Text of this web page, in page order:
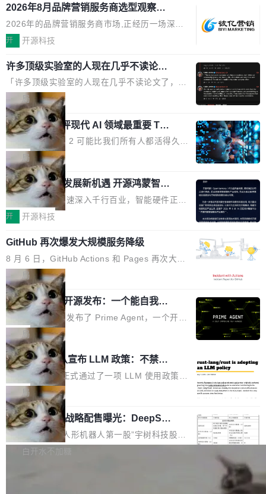
要。但用久了你会发现，它们本质上都是同一类
东西：一个带网页上下文的聊天框。 它们能读取
页面的文本，然后把文本丢给大模型，再返回一
段回答。仅此而已。 这当然有用，但总觉得差点
意思。比如我在一个后台管理系统里，需要填50
个表单字段，每个字段还有联动逻辑；比如我
想...
电源专为发烧级DIY主机与本地AI算力平台打
造，整机长度仅16厘米，提供1600W额定功率
与80PLUS钛金能效；支持ATX 3.1与PCIe 5.1
规范，结合服务器级元件、完善供电线材与内置
实时LCD监控屏，可充分满足当下高阶PC主机
的严苛使用需求。 澎湃功率，紧凑机身 钛金雕1
600PG5 AI TOP具备强悍输出功率，同时实现
机身尺寸大幅精简。整机长度仅16厘米，属于同
功率段机身尺寸十分紧凑的1600W电源产品。小
巧机身有效提升市面主流标准A...
2026年8月品牌营销服务商选型观察：
从流量思维到品牌资产思维的范式转移
2026年的品牌营销服务商市场,正经历一场深刻
的价值重构。全球全案品牌代理机构市场从2025
复合增长率达5.44%,预计2032年将突破120亿美
元。数字广告与公共关系相关服务市场更是从20
25年的8463亿美元扩张至2026年的8763亿美
元。数字的背后是一个清晰的事实——品牌对专
业化营销服务的需求从未如此迫切。 但市场扩容
的同时,服务商的竞争逻辑正在改变。2026年Top
Agency年度合辑的观察指出,“产品”这个离消费
者最近的载体,在整个品牌营销层面的权重显著变
高了。全域营销服务商的竞争正在从规模转向深
度,案例厚度、全域覆盖、多线协同...
开 开源科技
许多顶级实验室的人现在几乎不读论文
了
「许多顶级实验室的人现在几乎不读论文了，而
且他们认为 ICLR/ICML/NeurIPS 充斥着大量过
度宣传和欺诈。」 OpenAI 研究员 Keller Jorda
n 这条推文引发了广泛讨论。他不是在说风凉
话，他是说出了一个圈内人尽皆知但很少公开捅
破的事实。 Jordan 随后补充了一句软化声明：
「我不认为这些会议上大部分论文都在过度宣传
或造假。问题是，作为读者，如果你筛选出那些
看起来最令人兴奋的论文，那它们大部分都是过
度宣传的。」 这才是真正的痛点。不是所有论文
都有问题，是最吸引眼球的那批论文最有问题。
他引用的帖子来自 Mathew Shen，一位 ICLR 2
026 的读者：「看了篇 ...
局
xAI 前工程师评现代 AI 领域最重要 Top
3 开源项目
Flash Attention 2 可能比我们所有人都活得久。
这句话不是来自某个技术博客，而是出自 Hieu
Pham 的一条推文。Hieu Pham 是谁？他是 xAI
的早期工程师之一，在 Grok 训练基础设施团队
工作过。近日他在 X 上发了一条帖子，列出了他
认为现代 AI 领域最重要的三个开源项目。 第一
理由很具体。FA 系列不需要解释，但 FA2 是他
认为最重要的一个——复杂度恰到好处，刚好能
驱动你去学 CuTe，但还没被那些"邪恶的" Hopp
er++ 优化所淹没，足够容易修改和适配。 更关
键的是 FA2 的持久性...
局
共商智能硬件发展新机遇 开源鸿蒙智能
硬件开发者日杭州站即将举行
随着万物智联加速深入千行百业，智能硬件正从
单点设备迈向智能化、网联化、协同化发展。作
鸿蒙通过统一技术底座和分布式能力，为不同类
型智能设备的开发、连接与互联提供关键支撑，
也为产业链企业探索产品创新与商业增长打开新
的空间。 8月14日，开源鸿蒙智能硬件开发者日
（OHDD：OpenHarmony Hardware Develope
r Day）将在杭州启航。活动面向智能硬件产业
链企业和开发者，邀请行业专家与资深技术顾
问，围绕开源鸿蒙技术能力、设备适配、芯片适
配、功耗与稳定性调优、兼容性测评及统一互联
等内容展开系统讲解和实战交流，帮助企业进一
步了解开源鸿蒙在智能...
开 开源科技
GitHub 再次爆发大规模服务降级
8 月 6 日，GitHub Actions 和 Pages 再次大规
模服务降级，Actions 完全不可用超过 5 小时，
webhook 停发，连自托管 runner 也因调度层故
障无法工作。Pages、Copilot code review、C
opilot coding agent 全部受影响。从检测到完全
恢复，大约 12 小时。 这是 2026 年 8 月的第六
起事故，其中四起与 AI/Copilot 服务相关。 Git
Hub 员工 kdaigle 在 HN 讨论中贴出了一组数
据：2025 年全年 10 亿次 commit。现在，每周
2.75 亿次，全年预计 140 亿次。GitHub...
局
Prime Agent 开源发布：一个能自我改
进的编程 Agent，ARC-AGI 3 超越人类
专家基线
Prime Intellect 发布了 Prime Agent，一个开源
的编程 Agent Harness，核心设计围绕两个抽
象：Recursive Language Model（RLM）和 C
ontinual Harness。在 ARC-AGI 3 基准测试
上，Prime Agent + Opus 5 的组合达到了 95.
5% RHAE Best@1，超过了 ARC 报告的人类专
家基线 95.4%。 不是又一个 coding agent 包装
器 Prime Agent 的架构和市面上大多数 coding
agent 有本质区别。大多数 agent harness 的设
计是基于早期模型的能力—...
局
Rust 项目团队宣布 LLM 政策：不禁
止，但你要承认哪些代码不是你写的
Rust 语言项目正式通过了一项 LLM 使用政策，
覆盖 rust-lang/rust 单一仓库的代码贡献。这不
是项目级别的官方立场，目前由五个团队采纳，
但它可能是主流开源项目中关于 AI 辅助贡献最
细致的一份规则。 政策的核心只有一句话：LLM
可以用来分析、提炼、审阅、建议，但不能用来
局
宇树科技 IPO 战略配售曝光：DeepSe
ek 获配 93.3 万股，锁定 36 个月
8月6日晚间，“人形机器人第一股”宇树科技股份
有限公司披露IPO发行价格及战略配售结果，杭
白开水不加糖